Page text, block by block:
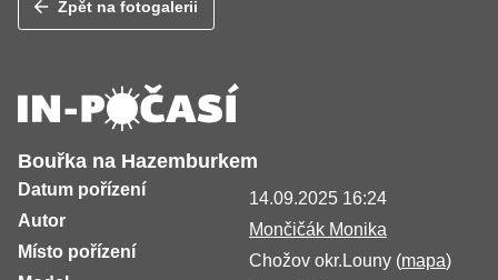
Zpět na fotogalerii
Bouřka na Hazemburkem
Datum pořízení
14.09.2025 16:24
Autor
Mončičák Monika
Místo pořízení
Chožov okr.Louny (mapa)